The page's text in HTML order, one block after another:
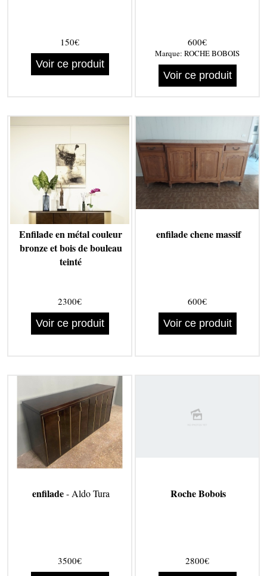
150€
Voir ce produit
600€
Marque: ROCHE BOBOIS
Voir ce produit
Enfilade en métal couleur
bronze et bois de bouleau
teinté
2300€
Voir ce produit
enfilade chene massif
600€
Voir ce produit
enfilade- Aldo Tura
3500€
Roche Bobois
2800€